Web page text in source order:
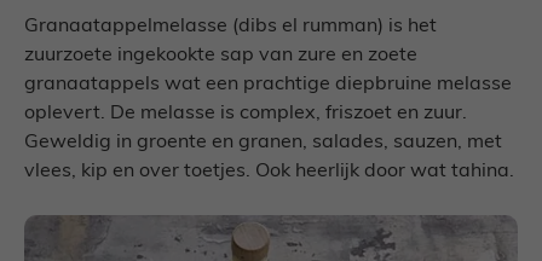
Granaatappelmelasse (dibs el rumman) is het
zuurzoete ingekookte sap van zure en zoete
granaatappels wat een prachtige diepbruine melasse
oplevert. De melasse is complex, friszoet en zuur.
Geweldig in groente en granen, salades, sauzen, met
vlees, kip en over toetjes. Ook heerlijk door wat tahina.